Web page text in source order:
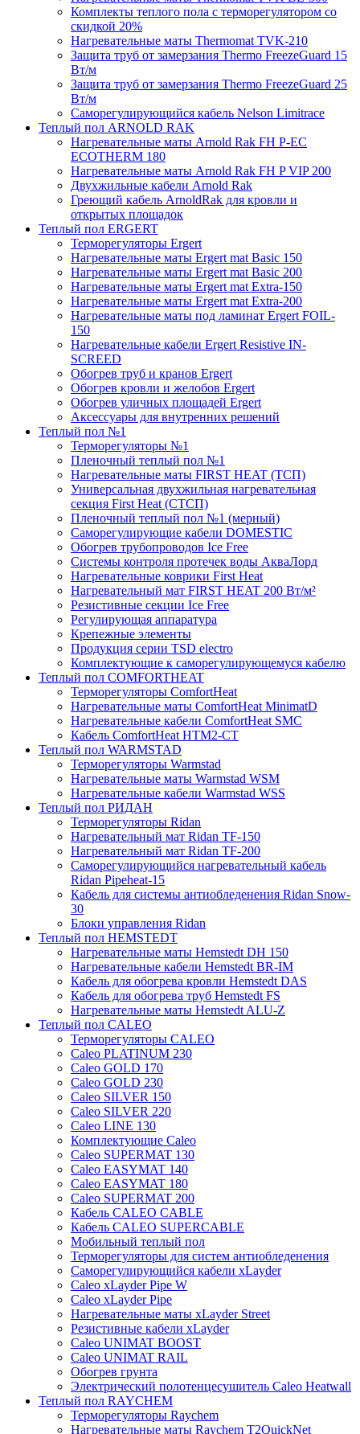
Комплекты теплого пола с терморегулятором со
скидкой 20%
Нагревательные маты Thermomat TVK-210
Защита труб от замерзания Thermo FreezeGuard 15
Вт/м
Защита труб от замерзания Thermo FreezeGuard 25
Вт/м
Саморегулирующийся кабель Nelson Limitrace
Теплый пол ARNOLD RAK
Нагревательные маты Arnold Rak FH P-EC
ECOTHERM 180
Нагревательные маты Arnold Rak FH P VIP 200
Двухжильные кабели Arnold Rak
Греющий кабель ArnoldRak для кровли и
открытых площадок
Теплый пол ERGERT
Терморегуляторы Ergert
Нагревательные маты Ergert mat Basic 150
Нагревательные маты Ergert mat Basic 200
Нагревательные маты Ergert mat Extra-150
Нагревательные маты Ergert mat Extra-200
Нагревательные маты под ламинат Ergert FOIL-
150
Нагревательные кабели Ergert Resistive IN-
SCREED
Обогрев труб и кранов Ergert
Обогрев кровли и желобов Ergert
Обогрев уличных площадей Ergert
Аксессуары для внутренних решений
Теплый пол №1
Терморегуляторы №1
Пленочный теплый пол №1
Нагревательные маты FIRST HEAT (ТСП)
Универсальная двухжильная нагревательная
секция First Heat (СТСП)
Пленочный теплый пол №1 (мерный)
Саморегулирующие кабели DOMESTIC
Обогрев трубопроводов Ice Free
Системы контроля протечек воды АкваЛорд
Нагревательные коврики First Heat
Нагревательный мат FIRST HEAT 200 Вт/м²
Резистивные секции Ice Free
Регулирующая аппаратура
Крепежные элементы
Продукция серии TSD electro
Комплектующие к саморегулирующемуся кабелю
Теплый пол COMFORTHEAT
Терморегуляторы ComfortHeat
Нагревательные маты ComfortHeat MinimatD
Нагревательные кабели ComfortHeat SMC
Кабель ComfortHeat HTM2-CT
Теплый пол WARMSTAD
Терморегуляторы Warmstad
Нагревательные маты Warmstad WSM
Нагревательные кабели Warmstad WSS
Теплый пол РИДАН
Терморегуляторы Ridan
Нагревательный мат Ridan TF-150
Нагревательный мат Ridan TF-200
Саморегулирующийся нагревательный кабель
Ridan Pipeheat-15
Кабель для системы антиобледенения Ridan Snow-
30
Блоки управления Ridan
Теплый пол HEMSTEDT
Нагревательные маты Hemstedt DH 150
Нагревательные кабели Hemstedt BR-IM
Кабель для обогрева кровли Hemstedt DAS
Кабель для обогрева труб Hemstedt FS
Нагревательные маты Hemstedt ALU-Z
Теплый пол CALEO
Терморегуляторы CALEO
Caleo PLATINUM 230
Caleo GOLD 170
Caleo GOLD 230
Caleo SILVER 150
Caleo SILVER 220
Caleo LINE 130
Комплектующие Caleo
Caleo SUPERMAT 130
Caleo EASYMAT 140
Caleo EASYMAT 180
Caleo SUPERMAT 200
Кабель CALEO CABLE
Кабель CALEO SUPERCABLE
Мобильный теплый пол
Терморегуляторы для систем антиобледенения
Саморегулирующийся кабели xLayder
Caleo xLayder Pipe W
Caleo xLayder Pipe
Нагревательные маты xLayder Street
Резистивные кабели xLayder
Caleo UNIMAT BOOST
Caleo UNIMAT RAIL
Обогрев грунта
Электрический полотенцесушитель Caleo Heatwall
Теплый пол RAYCHEM
Терморегуляторы Raychem
Нагревательные маты Raychem T2QuickNet